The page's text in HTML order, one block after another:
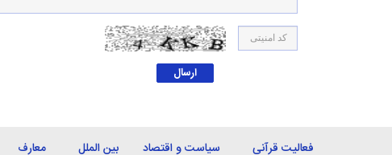
فعالیت قرآنی سیاست و اقتصاد بین الملل معارف